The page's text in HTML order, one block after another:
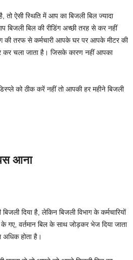
ऐसी स्थिति में आप का बिजली बिल ज्यादा
बिल की रीडिंग अच्छी तरह से कर नहीं
की तरफ से कर्मचारी आपके घर पर आपके मीटर की
कर चला जाता है। जिसके कारण नहीं आपका
को ठीक करें नहीं तो आपकी हर महीने बिजली
आना
दिया है, लेकिन बिजली विभाग के कर्मचारियों
गए, वर्तमान बिल के साथ जोड़कर भेज दिया जाता
होता है।